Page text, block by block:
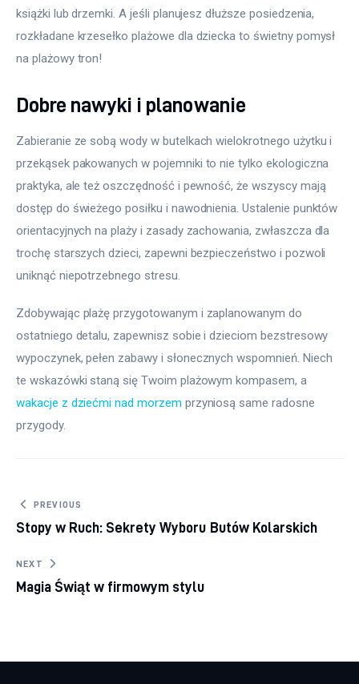
książki lub drzemki. A jeśli planujesz dłuższe posiedzenia,
rozkładane krzesełko plażowe dla dziecka to świetny pomysł
na plażowy tron!
Dobre nawyki i planowanie
Zabieranie ze sobą wody w butelkach wielokrotnego użytku i
przekąsek pakowanych w pojemniki to nie tylko ekologiczna
praktyka, ale też oszczędność i pewność, że wszyscy mają
dostęp do świeżego posiłku i nawodnienia. Ustalenie punktów
orientacyjnych na plaży i zasady zachowania, zwłaszcza dla
trochę starszych dzieci, zapewni bezpieczeństwo i pozwoli
uniknąć niepotrzebnego stresu.
Zdobywając plażę przygotowanym i zaplanowanym do
ostatniego detalu, zapewnisz sobie i dzieciom bezstresowy
wypoczynek, pełen zabawy i słonecznych wspomnień. Niech
te wskazówki staną się Twoim plażowym kompasem, a
wakacje z dziećmi nad morzem przyniosą same radosne
przygody.
Nawigacja wpisu
PREVIOUS
Stopy w Ruch: Sekrety Wyboru Butów Kolarskich
NEXT
Magia Świąt w firmowym stylu